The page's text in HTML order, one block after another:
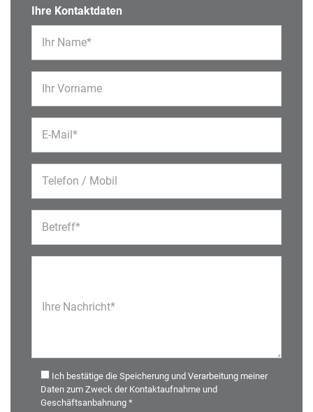
Ihre Kontaktdaten
Ihr Name*
Ihr Vorname
E-Mail*
Telefon / Mobil
Betreff*
Ihre Nachricht*
Ich bestätige die Speicherung und Verarbeitung meiner
Daten zum Zweck der Kontaktaufnahme und
Geschäftsanbahnung *